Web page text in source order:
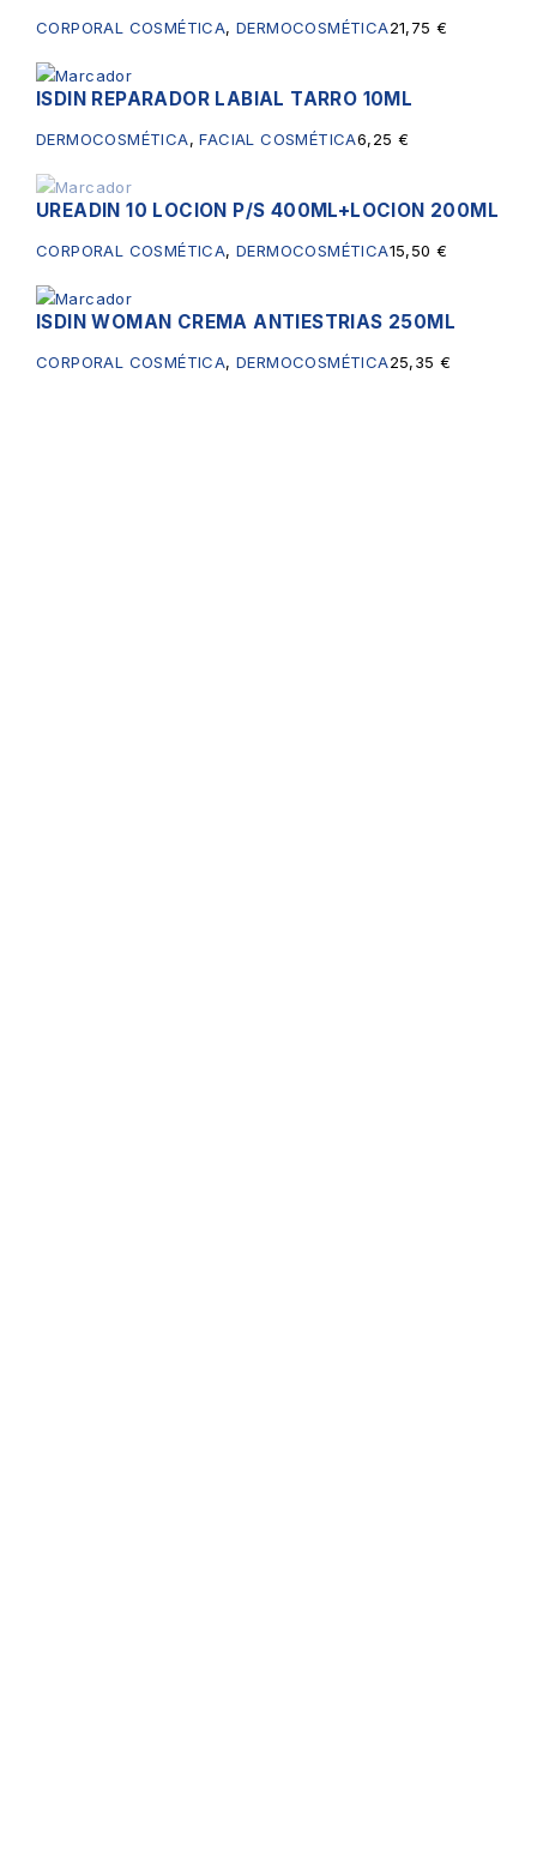
CORPORAL COSMÉTICA,DERMOCOSMÉTICA21,75€
ISDIN REPARADOR LABIAL TARRO 10ML
DERMOCOSMÉTICA,FACIAL COSMÉTICA6,25 €
Sin existencias
UREADIN 10 LOCION P/S 400ML+LOCION 200ML
CORPORAL COSMÉTICA,DERMOCOSMÉTICA15,50€
ISDIN WOMAN CREMA ANTIESTRIAS 250ML
CORPORAL COSMÉTICA,DERMOCOSMÉTICA25,35€